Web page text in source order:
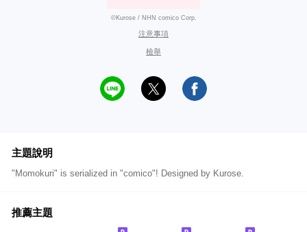
©Kurose / NHN comico Corp.
注意事項
檢舉
主題說明
"Momokuri" is serialized in "comico"! Designed by Kurose.
推薦主題